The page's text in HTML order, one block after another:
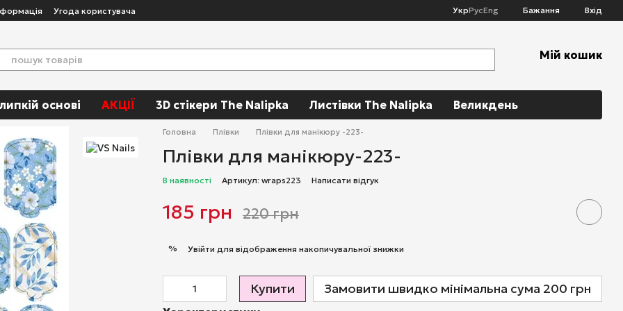
Угода користувача УкрРусEng Бажання Вхід
Мій кошик
основі АКЦІЇ 3D стікери The Nalipka Листівки The Nalipka Великдень
Головна Плівки Плівки для манікюру -223-
Плівки для манікюру-223-
В наявності Артикул: wraps223 Написати відгук
185 грн 220 грн
% Увійти для відображення накопичувальної знижки
Купити Замовити швидко мінімальна сума 200 грн